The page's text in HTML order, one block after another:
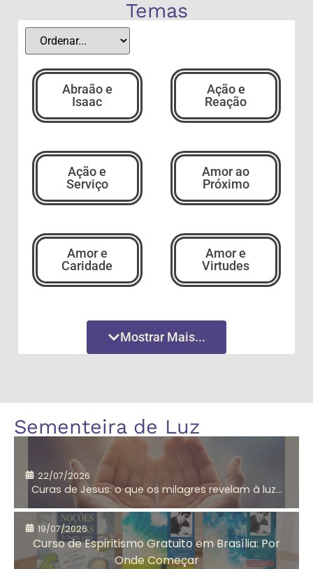
Temas
Abraão e
Isaac
Ação e
Reação
Ação e
Serviço
Amor ao
Próximo
Amor e
Caridade
Amor e
Virtudes
Amor
segundo
Aniversário do
CEMA
Antigo
Testamento
Mostrar Mais...
Sementeira de Luz
22/07/2026
Curas de Jesus: o que os milagres revelam à luz...
19/07/2026
Curso de Espiritismo Gratuito em Brasília: Por
Onde Começar